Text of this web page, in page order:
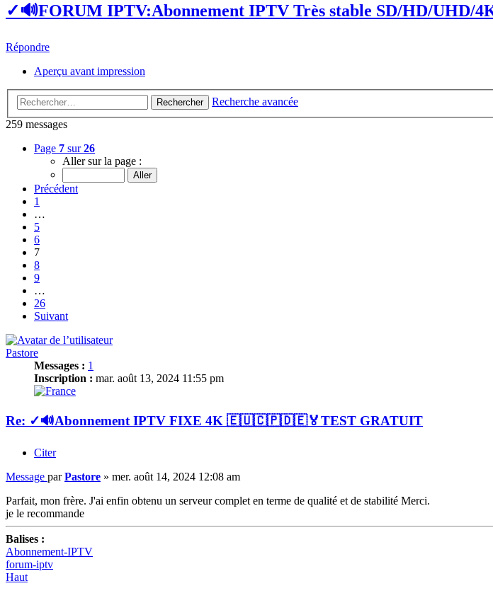
✓🔊FORUM IPTV:Abonnement IPTV Très stable SD/
Répondre
Aperçu avant impression
Rechercher
Recherche avancée
259 messages
Page 7 sur26
Aller sur la page :
Précédent
1
…
5
6
7
8
9
…
26
Suivant
Pastore
Messages : 1
Inscription : mar. août 13, 2024 11:55 pm
Re: ✓🔊Abonnement IPTV FIXE 4K 🇪🇺🇨🇵🇩🇪🏅TEST GRATUIT
Citer
Message parPastore » mer. août 14, 2024 12:08 am
Parfait, mon frère. J'ai enfin obtenu un serveur complet en terme de qualité et de stabilité Merci.
je le recommande
Balises :
Abonnement-IPTV
forum-iptv
Haut